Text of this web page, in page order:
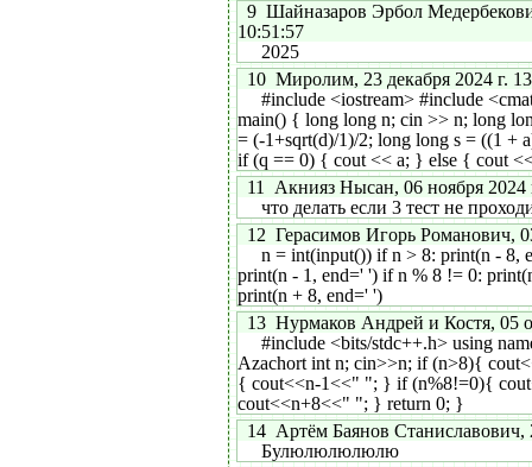
9 Шайназаров Эрбол
10:51:57
2025
10 Миролим, 23 декабря 2024 г.
#include <iostream> #include
main() { long long n; cin >> n; long
= (-1+sqrt(d)/1)/2; long long s = ((1 +
if (q == 0) { cout << a; } else { cout
11 Акнияз Нысан, 06 ноября 2024
что делать если 3 тест не
12 Герасимов Игорь Романович,
n = int(input()) if n > 8: print(n - 8,
print(n - 1, end=' ') if n % 8 != 0:
print(n + 8, end=' ')
13 Нурмаков Андрей и Костя, 05
#include <bits/stdc++.h> using
Azachort int n; cin>>n; if (n>8){
{ cout<<n-1<<" "; } if (n%8!=0){
cout<<n+8<<" "; } return 0; }
14 Артём Баянов Станиславович,
Булюлюлюлюлю